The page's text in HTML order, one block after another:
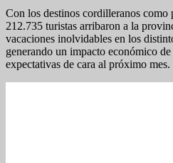
Con los destinos cordilleranos como
212.735 turistas arribaron a la
vacaciones inolvidables en los
generando un impacto económico
expectativas de cara al próximo mes.